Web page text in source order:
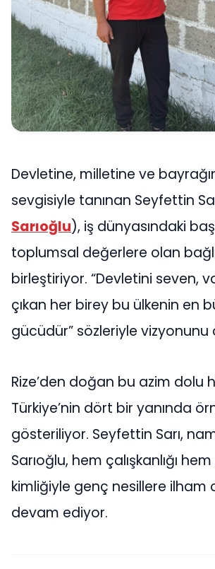
Devletine, milletine ve
sevgisiyle tanınan Seyfettin
Sarıoğlu), iş dünyasındaki
toplumsal değerlere olan
birleştiriyor. “Devletini seven,
çıkan her birey bu ülkenin en
gücüdür” sözleriyle vizyonunu
Rize’den doğan bu azim dolu
Türkiye’nin dört bir yanında
gösteriliyor. Seyfettin Sarı,
Sarıoğlu, hem çalışkanlığı
kimliğiyle genç nesillere ilham
devam ediyor.